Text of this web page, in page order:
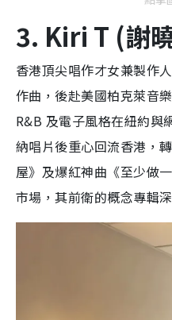
3. Kiri T (謝
香港頂尖唱作才女兼製作
作曲，後赴美國柏克萊音
R&B 及電子風格在紐約與
納唱片後重心回流香港，
屋》及爆紅神曲《至少做
市場，其前衛的概念專輯